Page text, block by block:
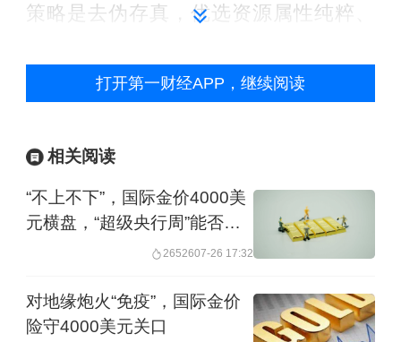
策略是去伪存真，优选资源属性纯粹、
回避单纯概念炒作、缺乏基本面支撑的
超跌后反弹，黄金股下半年怎么走
回顾2026年上半年，黄金市场上演了一
轮史诗级的过山车行情。受地缘政治紧
张与美联储降息预期推动，国际现货黄
金价格一度冲高至历史峰值。伦敦现货
打开第一财经APP，继续阅读
相关阅读
“不上不下”，国际金价4000美
元横盘，“超级央行周”能否打
2652607-26 17:32
对地缘炮火“免疫”，国际金价
险守4000美元关口